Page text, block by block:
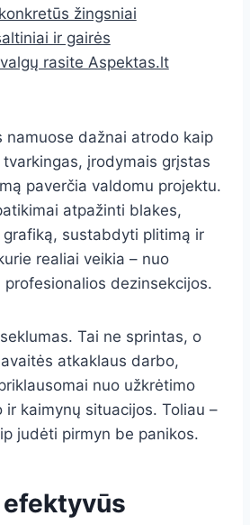
žingsniai
ir gairės
rasite Aspektas.lt
namuose dažnai atrodo kaip
įrodymais grįstas
paverčia valdomu projektu.
atpažinti blakes,
sustabdyti plitimą ir
realiai veikia – nuo
profesionalios dezinsekcijos.
Tai ne sprintas, o
atkaklaus darbo,
nuo užkrėtimo
kaimynų situacijos. Toliau –
judėti pirmyn be panikos.